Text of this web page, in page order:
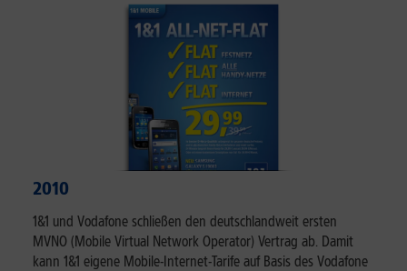
2010
1&1 und Vodafone schließen den deutschlandweit ersten
MVNO (Mobile Virtual Network Operator) Vertrag ab. Damit
kann 1&1 eigene Mobile-Internet-Tarife auf Basis des Vodafone